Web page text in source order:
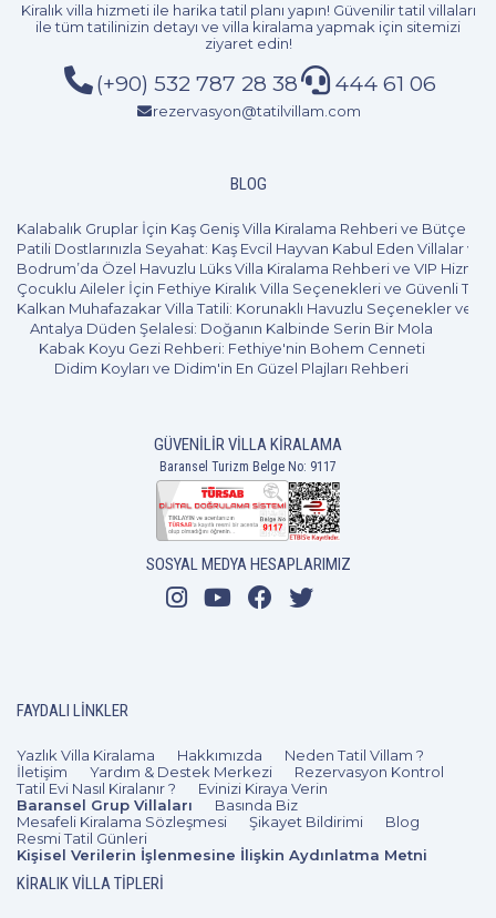
4+1 8 Kişi
Kiralık villa hizmetiile harika tatil planı yapın! Güvenilir tatil villaları
ile tüm tatilinizin detayı ve villa kiralama yapmak için sitemizi
ziyaret edin!
(+90) 532 787 28 38 444 61 06
rezervasyon@tatilvillam.com
BLOG
Kalabalık Gruplar İçin Kaş Geniş Villa Kiralama Rehberi ve Bütçe
Patili Dostlarınızla Seyahat: Kaş Evcil Hayvan Kabul Eden Villalar ve
Bodrum’da Özel Havuzlu Lüks Villa Kiralama Rehberi ve VIP
Çocuklu Aileler İçin Fethiye Kiralık Villa Seçenekleri ve Güvenli
Kalkan Muhafazakar Villa Tatili: Korunaklı Havuzlu Seçenekler ve
Antalya Düden Şelalesi: Doğanın Kalbinde Serin Bir Mola
Kabak Koyu Gezi Rehberi: Fethiye'nin Bohem Cenneti
Didim Koyları ve Didim'in En Güzel Plajları Rehberi
GÜVENILIR VILLA KIRALAMA
Baransel Turizm Belge No: 9117
SOSYAL MEDYA HESAPLARIMIZ
FAYDALI LINKLER
Yazlık Villa Kiralama Hakkımızda
Neden Tatil Villam ?
İletişim
Yardım & Destek Merkezi
Rezervasyon Kontrol
Tatil Evi Nasıl Kiralanır ?
Evinizi Kiraya Verin
Baransel Grup Villaları
Basında Biz
Mesafeli Kiralama Sözleşmesi
Şikayet Bildirimi
Blog
Resmi Tatil Günleri
Kişisel Verilerin İşlenmesine İlişkin Aydınlatma Metni
KIRALIK VILLA TIPLERI